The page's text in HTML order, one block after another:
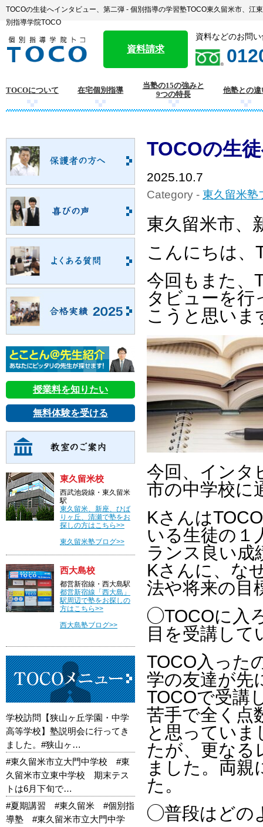
TOCOの生徒へインタビュー、第二弾 - 個別指導の学習塾TOCO東久留米市、江
別指導学院TOCO
資料請求
資料などのお問
TOCOについて 在宅個別指導
当塾の15の強みと
9つの特長
他塾との違
TOCOの生
2025.10.7
Category - 東久留米塾
東久留米市、
こんにちは、
今回もまた、
タビューを行
こうと思いま
今回、インタ
市の中学校に
Kさんは
いる生徒の１
ランス良い成
Kさんに、な
法や将来の目
◯TOCOに入
目を受講して
TOCO入った
学の友達が先
TOCOで受講
苦手で全く点
と思っていま
たが、更なる
ました。両
た。
◯普段はどの
授業料を知りたい
無料体験を受ける
東久留米校
西武池袋線・東久留米
駅
東久留米、新座、ひば
りヶ丘、清瀬で塾をお
探しの方はこちら>>
東久留米塾ブログ>>
西大島校
都営新宿線・西大島駅
都営新宿線「西大島」
駅周辺で塾をお探しの
方はこちら>>
西大島塾ブログ>>
学校訪問【狭山ヶ丘学園・中学
高等学校】塾説明会に行ってき
ました。#狭山ヶ…
#東久留米市立大門中学校 #東
久留米市立東中学校 期末テス
トは6月下旬で…
#夏期講習 #東久留米 #個別指
導塾 #東久留米市立大門中学